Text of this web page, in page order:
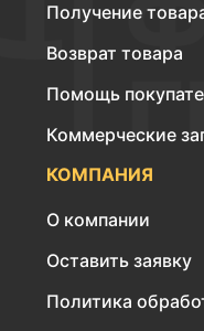
Получение
Возврат товара
Помощь
Коммерческие
КОМПАНИЯ
О компании
Оставить заявку
Политика